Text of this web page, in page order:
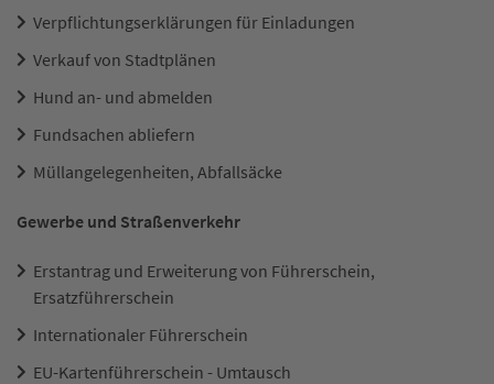
Verpflichtungserklärungen für Einladungen
Verkauf von Stadtplänen
Hund an- und abmelden
Fundsachen abliefern
Müllangelegenheiten, Abfallsäcke
Gewerbe und Straßenverkehr
Erstantrag und Erweiterung von Führerschein,
Ersatzführerschein
Internationaler Führerschein
EU-Kartenführerschein - Umtausch